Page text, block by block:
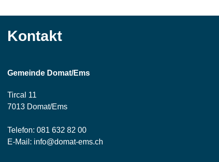
Kontakt
Gemeinde Domat/Ems
Tircal 11
7013 Domat/Ems
Telefon: 081 632 82 00
E-Mail: info@domat-ems.ch